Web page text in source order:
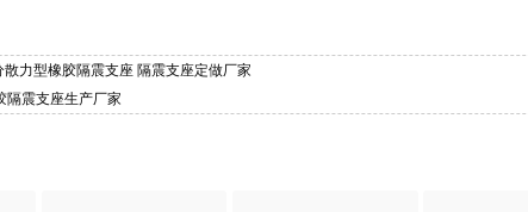
力型橡胶隔震支座 隔震支座定做厂家
隔震支座生产厂家